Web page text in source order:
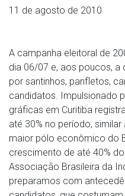
11 de agosto de 2010
A campanha eleitoral de
dia 06/07 e, aos poucos,
por santinhos, panfletos,
candidatos. Impulsionado
gráficas em Curitiba
até 30% no período,
maior pólo econômico do
crescimento de até 40%
Associação Brasileira da
preparamos com